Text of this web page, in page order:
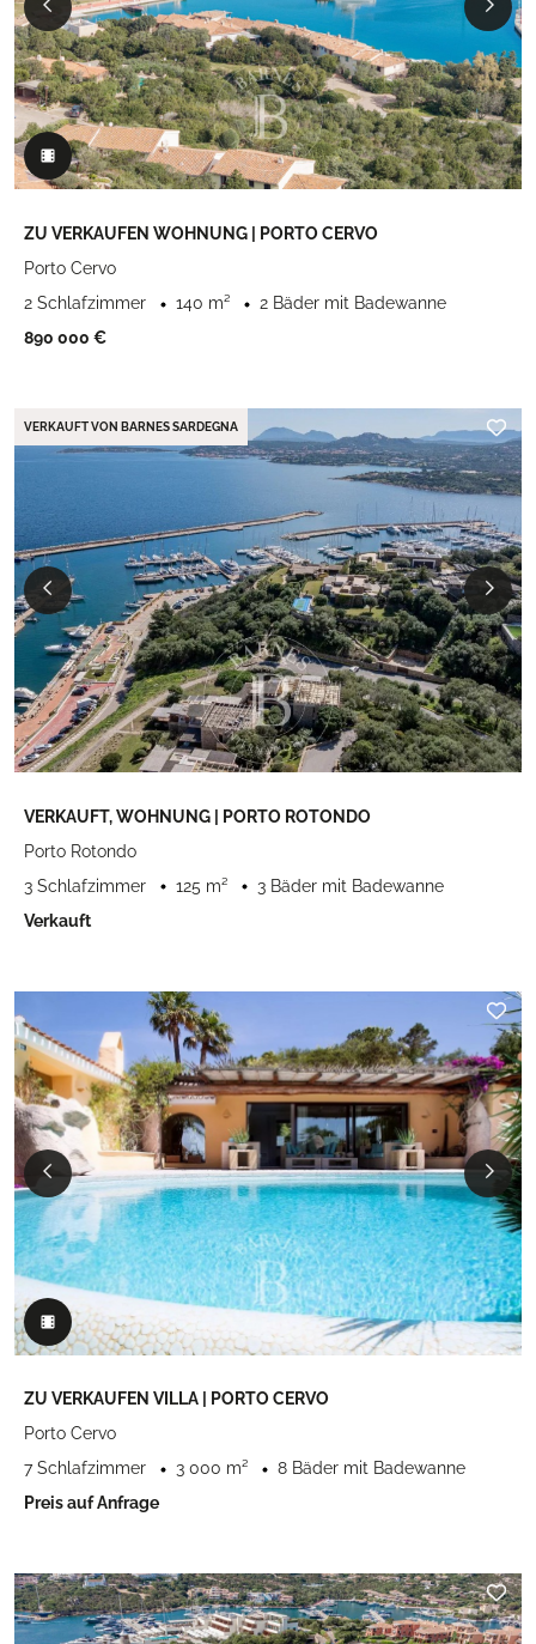
ZU VERKAUFEN WOHNUNG | PORTO CERVO
Porto Cervo
2 Schlafzimmer
140 m²
2 Bäder mit Badewanne
890 000 €
VERKAUFT VON BARNES SARDEGNA
VERKAUFT, WOHNUNG | PORTO ROTONDO
Porto Rotondo
3 Schlafzimmer
125 m²
3 Bäder mit Badewanne
Verkauft
ZU VERKAUFEN VILLA | PORTO CERVO
Porto Cervo
7 Schlafzimmer
3 000 m²
8 Bäder mit Badewanne
Preis auf Anfrage